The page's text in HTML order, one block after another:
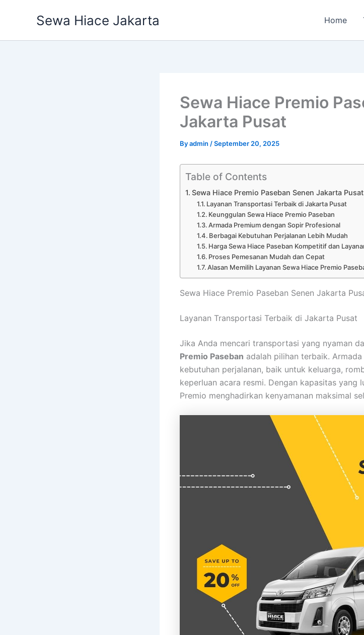
Sewa Hiace Jakarta Home
Sewa Hiace Premio
Jakarta Pusat
Byadmin /September 20, 2025
Table of Contents
Sewa Hiace Premio Paseban Senen Jakarta Pusat
Layanan Transportasi Terbaik di Jakarta Pusat
Keunggulan Sewa Hiace Premio Paseban
Armada Premium dengan Sopir Profesional
Berbagai Kebutuhan Perjalanan Lebih Mudah
Harga Sewa Hiace Paseban Kompetitif dan
Proses Pemesanan Mudah dan Cepat
Alasan Memilih Layanan Sewa Hiace Premio
Sewa Hiace Premio Paseban Senen Jakarta
Layanan Transportasi Terbaik di Jakarta Pusat
Jika Anda mencari transportasi yang nyaman
Premio Paseban adalah pilihan terbaik.
kebutuhan perjalanan, baik untuk keluarga,
keperluan acara resmi. Dengan kapasitas yang
Premio menghadirkan kenyamanan maksimal